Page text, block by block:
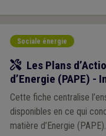
Sociale énergie
Outil
Les Plans
d’Energie (PAPE)
Cette fiche centralise
disponibles en ce qui
matière d’Energie (PAPE).